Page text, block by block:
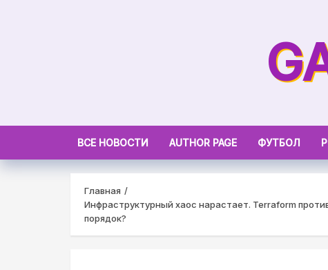
ВСЕ НОВОСТИ AUTHOR PAGE ФУТБОЛ
Главная
Инфраструктурный хаос нарастает. Terraform
порядок?